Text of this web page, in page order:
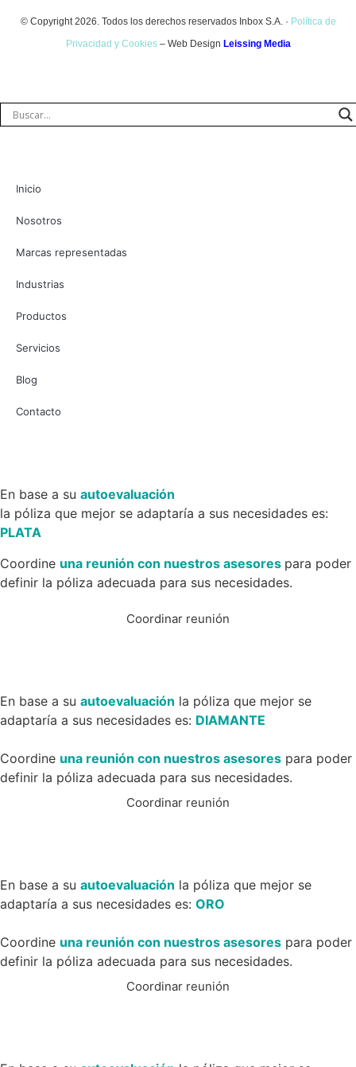
© Copyright 2026. Todos los derechos reservados Inbox S.A. · Política de
Privacidad y Cookies– Web Design Leissing Media
Inicio
Nosotros
Marcas representadas
Industrias
Productos
Servicios
Blog
Contacto
En base a su autoevaluación
la póliza que mejor se adaptaría a sus necesidades es:
PLATA
Coordine una reunión con nuestros asesores para poder
definir la póliza adecuada para sus necesidades.
Coordinar reunión
En base a su autoevaluación la póliza que mejor se
adaptaría a sus necesidades es: DIAMANTE
Coordine una reunión con nuestros asesores para poder
definir la póliza adecuada para sus necesidades.
Coordinar reunión
En base a su autoevaluación la póliza que mejor se
adaptaría a sus necesidades es: ORO
Coordine una reunión con nuestros asesores para poder
definir la póliza adecuada para sus necesidades.
Coordinar reunión